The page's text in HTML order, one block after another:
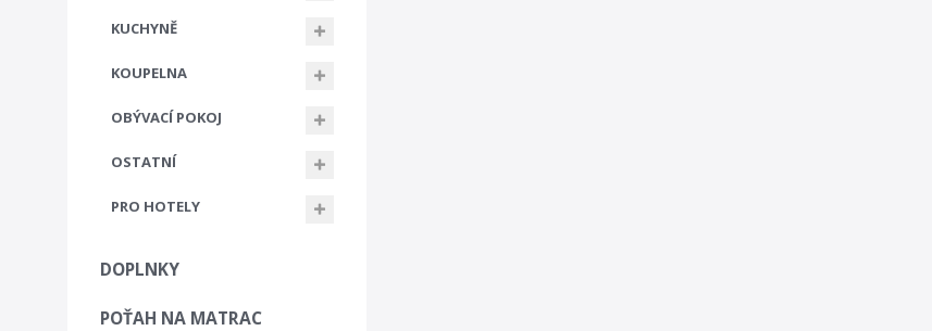
KUCHYNĚ
KOUPELNA
OBÝVACÍ POKOJ
OSTATNÍ
PRO HOTELY
DOPLNKY
POŤAH NA MATRAC